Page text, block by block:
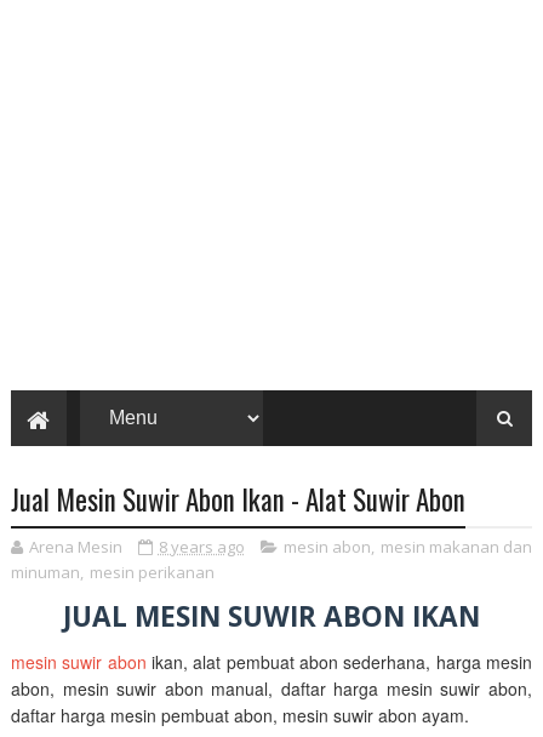
Jual Mesin Suwir Abon Ikan - Alat Suwir Abon
Arena Mesin 8 years ago mesin abon, mesin makanan dan
minuman, mesin perikanan
JUAL MESIN SUWIR ABON IKAN
mesin suwir abon ikan, alat pembuat abon sederhana, harga mesin
abon, mesin suwir abon manual, daftar harga mesin suwir abon,
daftar harga mesin pembuat abon, mesin suwir abon ayam.